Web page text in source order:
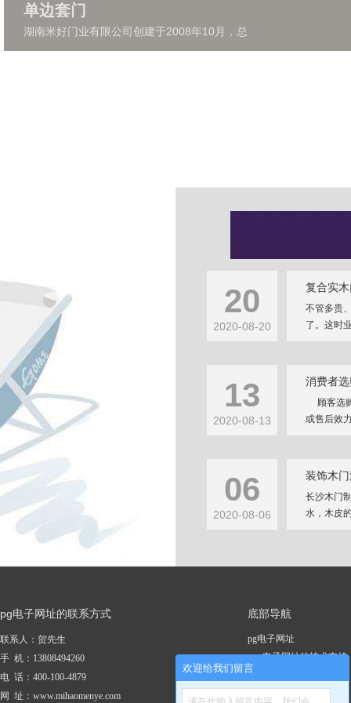
单边套门
湖南米好门业有限公司创建于2008年10月，总
20
2020-08-20
复合实
不管多贵
了。这时
13
2020-08-13
消费者
顾客选
或售后效
06
2020-08-06
装饰木
长沙木门
水，木皮
pg电子网址的联系方式
联系人：贺先生
手 机：13808494260
电 话：400-100-4879
网 址：www.mihaomenye.com
底部导航
pg电子网址
pg电子网址的技术支持
关于pg电子网址
欢迎给我们留言